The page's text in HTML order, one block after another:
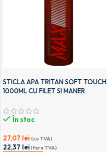
STICLA APA TRITAN SOFT TOUCH
1000ML CU FILET SI MANER
În stoc
27,07 lei (cu TVA)
22,37 lei(fara TVA)